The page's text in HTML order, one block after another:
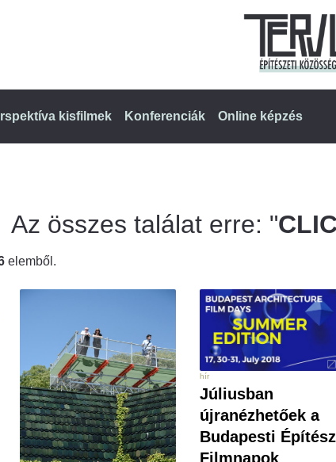
kisfilmek Konferenciák Online képzés
Az összes találat erre: "
elemből.
hír
Júliusban
újranézhetőek a
Budapesti
Filmnapok